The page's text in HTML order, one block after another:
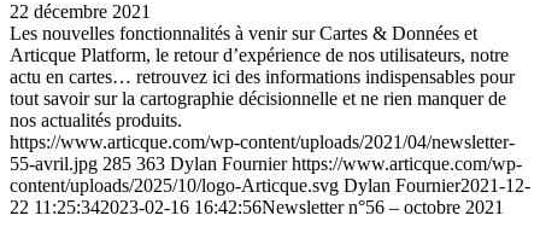
22 décembre 2021
Les nouvelles fonctionnalités à venir sur Cartes & Données et
Articque Platform, le retour d’expérience de nos utilisateurs, notre
actu en cartes… retrouvez ici des informations indispensables pour
tout savoir sur la cartographie décisionnelle et ne rien manquer de
nos actualités produits.
https://www.articque.com/wp-content/uploads/2021/04/newsletter-
55-avril.jpg 285 363 Dylan Fournier https://www.articque.com/wp-
content/uploads/2025/10/logo-Articque.svg Dylan Fournier2021-12-
22 11:25:342023-02-16 16:42:56Newsletter n°56 – octobre 2021